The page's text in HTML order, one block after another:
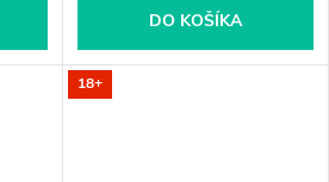
DO KOŠÍKA
18+